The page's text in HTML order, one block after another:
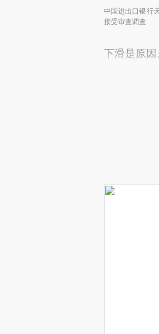
中国进出口银行
接受审查调查
下滑是原因